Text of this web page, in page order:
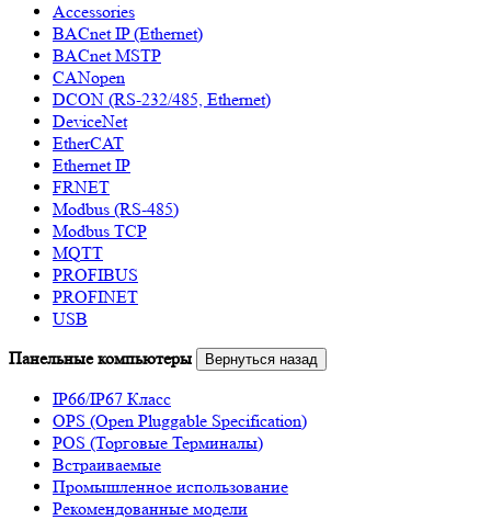
Accessories
BACnet IP (Ethernet)
BACnet MSTP
CANopen
DCON (RS-232/485, Ethernet)
DeviceNet
EtherCAT
Ethernet IP
FRNET
Modbus (RS-485)
Modbus TCP
MQTT
PROFIBUS
PROFINET
USB
Панельные компьютеры
Вернуться назад
IP66/IP67 Класс
OPS (Open Pluggable Specification)
POS (Торговые Терминалы)
Встраиваемые
Промышленное использование
Рекомендованные модели